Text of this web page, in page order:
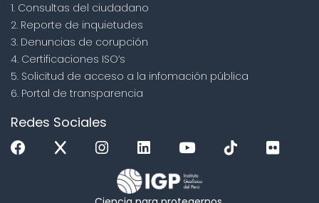
1. Consultas del ciudadano
2. Reporte de inquietudes
3. Denuncias de corupción
4. Certificaciones ISO’s
5. Solicitud de acceso a la infomación pública
6. Portal de transparencia
Redes Sociales